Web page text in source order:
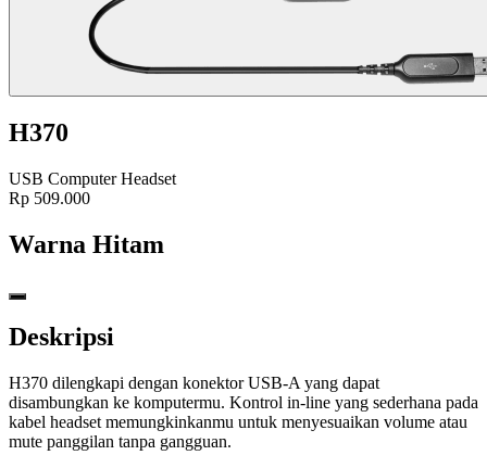
H370
USB Computer Headset
Rp 509.000
Warna Hitam
Deskripsi
H370 dilengkapi dengan konektor USB-A yang dapat
disambungkan ke komputermu. Kontrol in-line yang sederhana pada
kabel headset memungkinkanmu untuk menyesuaikan volume atau
mute panggilan tanpa gangguan.